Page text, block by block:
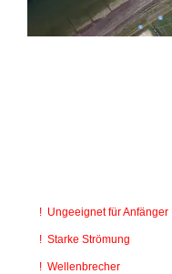
! Ungeeignet für Anfänger
! Starke Strömung
! Wellenbrecher